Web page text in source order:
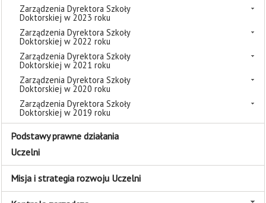
Zarządzenia Dyrektora Szkoły
Doktorskiej w 2023 roku
Zarządzenia Dyrektora Szkoły
Doktorskiej w 2022 roku
Zarządzenia Dyrektora Szkoły
Doktorskiej w 2021 roku
Zarządzenia Dyrektora Szkoły
Doktorskiej w 2020 roku
Zarządzenia Dyrektora Szkoły
Doktorskiej w 2019 roku
Podstawy prawne działania
Uczelni
Misja i strategia rozwoju Uczelni